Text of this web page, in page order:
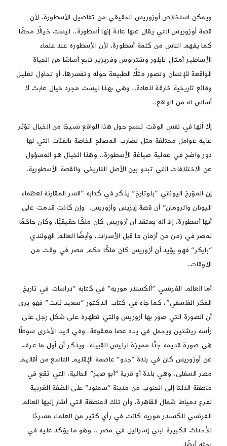
ويمكن استخلاص أوزوريس الحقيقي من تفاصيل الأسطورة، لأن
ﻗﺼﺔ أوزوريس اﻟﺘﻲ يقال عنها ﻋﺎدة إنها أﺳﻄﻮرة.. ليست خيالًا ﻣﺤﻀًﺎ
ﻛﻤﺎ يفهم اﻟﻨﺎس ﻣﻦ ﻛﻠﻤﺔ أسطورة، لأن اﻷسطوره ﻋﻨﺪ ﻋﻠﻤﺎء
اﻷﺳﺎطير أﻣﺜﺎل تايلور وﺷﺘﺮاوس وﻓﺮيزير ﺗﻨﺒﻊ أﺳﺎﺳًﺎ ﻣﻦ الحياة
اﻟﻮاﻗﻌﺔ للإنسان وﺗﺼﻮر مثلًا الطبيعة ﺣﻮله وﺗﻔﺴﺮها، أو ﺗﺤﺎول ﺗﻌليل
وﻗﺎﺋﻊ تاريخية ﺧﺎرﻗﺔ ﻟﻠﻌﺎدة.. وهي بهذا ليست ﻣﺠﺮد خيال ﻋﺎﺑﺚ ﻻ
أﺳﺎس له ﻣﻦ اﻟﻮاﻗﻊ..
إﻻ أنها ﻓﻲ ﻧﻔﺲ اﻟﻮﻗﺖ ﺗﻨﺴﺞ ﺣﻮل هذا اﻟﻮاﻗﻊ نسيجًا ﻣﻦ الخيال ﺗﺆﺛﺮ
عليه ﻋﻮاﻣﻞ ﻣﺨﺘﻠﻔﺔ ﻣﺜﻞ ﺗﻀﺎرب اﻟﻤﺼﺎﻟﺢ اﻟﺨﺎﺻﺔ ﺑﺎﻟﻔﺌﺎت اﻟﺘﻲ لها
دور واﺿﺢ ﻓﻲ عملية صياغة الأسطورة.. وهذا الخيال هو اﻟﻤﺴؤﻮل
ﻋﻦ الاختلافات اﻟﺘﻲ ﺗﺒﺪو بين اﻷﺻﻞ التاريخي واﻟﻘﺼﺔ اﻷﺳﻄﻮرية.
إن اﻟﻤﺆرخ اليوناني “ﺑﻠﻮﺗﺎرخ” يذكر في كتابه “السر المقارنة لعظماء
اليونان والرومان” أن ﻗﺼﺔ إيزيس وأزوريس، وإن ﻛﺎﻧﺖ ﻗﺪﻣﺖ ﻋﻠﻰ
أنها أﺳﻄﻮرة، إﻻ أنه يعتقد أن أزوريس ﻛﺎن ﻣﻠﻜًﺎ حقيقيًّا، وﻛﺎن ﺣﺎﻛﻤًﺎ
ﻟﻤﺼﺮ ﻓﻲ زﻣﻦ ﻣﻦ أزﻣﺎن ﻣﺎ ﻗﺒﻞ الأسرات، وأيضًا اﻟﻌﺎﻟﻢ الهولندي
“بايكر” فهو يؤيد أن أزوريس ﻛﺎن ﻣﻠﻜًﺎ ﺣﻜﻢ ﻣﺼﺮ ﻓﻲ وﻗﺖ ﻣﻦ
اﻷوﻗﺎت.
أﻣﺎ اﻟﻌﺎﻟﻢ اﻟﻔﺮﻧﺴﻲ “أﻟﻜﺴﻨﺪر موريه” في كتابه “دراسات في تاريخ
الفكر الفلسفي”، كما جاء في كتاب الدكتور “سعيد ثابت” فهو يرى
أن اﻟﺼﻮرة اﻟﺘﻲ ﺻور بها أزوريس واﻟﺘﻲ تظهره ﻋﻠﻰ ﺷﻜﻞ رﺟﻞ ﻋﻠﻰ
رأسه ريشتين ويحمل ﻓﻲ يده ﻋﺼﺎ ﻣﻌﻘﻮﻓﺔ، وﻓﻲ اليد الأخرى ﺳﻮﻃًﺎ
هي ﺻﻮرة قديمة ﺟﺪًّا مميزة لرئيس القبيلة، ويذكر أن أول ﻣﺎ ﻋﺮف
ﻋﻦ أوزوريس ﻛﺎن ﻓﻲ ﺑﻠﺪة “ﺟﺪو” ﻋﺎﺻﻤﺔ اﻹقليم التاسع ﻣﻦ أﻗﺎليم
مصر اﻟﺴﻔﻠﻰ، وهي بلدة أو قرية “أﺑﻮ صير” اﻟﺤالية، اﻟﺘﻲ ﺗﻘﻊ ﻓﻲ
ﻣﻨﻄﻘﺔ اﻟﺪﻟﺘﺎ إﻟﻰ اﻟﺠﻨﻮب ﻣﻦ مدينة “سمنود” ﻋﻠﻰ اﻟﻀﻔﺔ اﻟﻐﺮبية
ﻟﻔﺮع دمياط شمال القاهرة، وأن ﺗﻠﻚ اﻟﻤﻨﻄﻘﺔ اﻟﺘﻲ أﺷﺎر إليها اﻟﻌﺎﻟﻢ
اﻟﻔﺮﻧﺴﻲ اﻟﻜﺴﻨﺪر ﻣﻮريه ﻛﺎﻧﺖ ﻓﻲ رأي ﻛثير ﻣﻦ اﻟﻌﻠﻤﺎء ﻣﺴﺮﺣًﺎ
للأحداث الكبيرة ﻟﺒﻨﻲ إسرائيل ﻓﻲ ﻣﺼﺮ .. وهو ﻣﺎ يؤكد عليه في